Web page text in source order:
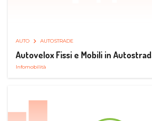
AUTO AUTOSTRADE
Autovelox Fissi e Mobili in
Infomobilità